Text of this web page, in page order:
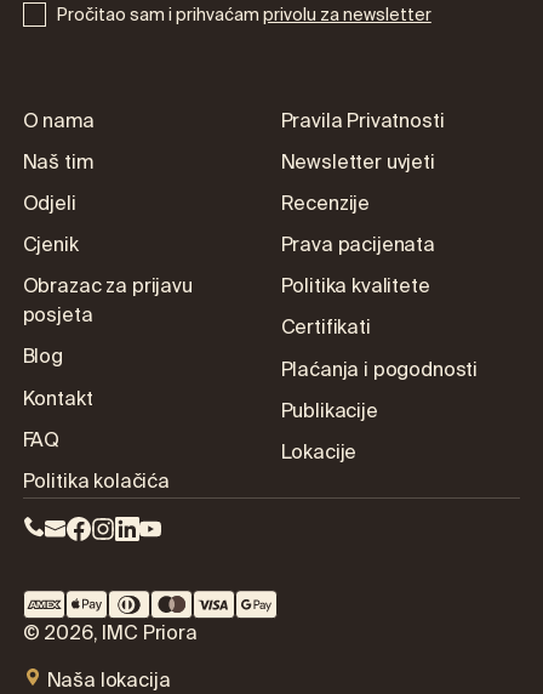
Pročitao sam i prihvaćamprivolu za newsletter
O nama
Naš tim
Odjeli
Cjenik
Obrazac za prijavu
posjeta
Blog
Kontakt
FAQ
Politika kolačića
Pravila Privatnosti
Newsletter uvjeti
Recenzije
Prava pacijenata
Politika kvalitete
Certifikati
Plaćanja i pogodnosti
Publikacije
Lokacije
© 2026, IMC Priora
Naša lokacija